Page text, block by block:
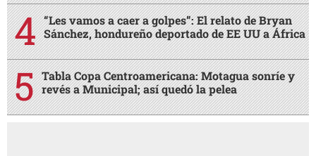
“Les vamos a caer a golpes”: El relato de Bryan
Sánchez, hondureño deportado de EE UU a África
Tabla Copa Centroamericana: Motagua sonríe y
revés a Municipal; así quedó la pelea